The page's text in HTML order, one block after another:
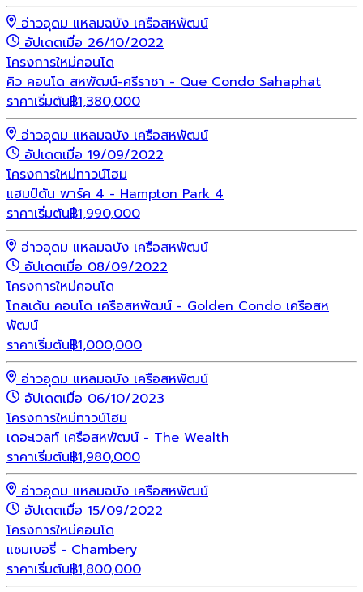
อ่าวอุดม แหลมฉบัง เครือสหพัฒน์
อัปเดตเมื่อ 26/10/2022
โครงการใหม่คอนโด
คิว คอนโด สหพัฒน์-ศรีราชา - Que Condo Sahaphat
ราคาเริ่มต้น฿1,380,000
อ่าวอุดม แหลมฉบัง เครือสหพัฒน์
อัปเดตเมื่อ 19/09/2022
โครงการใหม่ทาวน์โฮม
แฮมป์ตัน พาร์ค 4 - Hampton Park 4
ราคาเริ่มต้น฿1,990,000
อ่าวอุดม แหลมฉบัง เครือสหพัฒน์
อัปเดตเมื่อ 08/09/2022
โครงการใหม่คอนโด
โกลเด้น คอนโด เครือสหพัฒน์ - Golden Condo เครือสห
พัฒน์
ราคาเริ่มต้น฿1,000,000
อ่าวอุดม แหลมฉบัง เครือสหพัฒน์
อัปเดตเมื่อ 06/10/2023
โครงการใหม่ทาวน์โฮม
เดอะเวลท์ เครือสหพัฒน์ - The Wealth
ราคาเริ่มต้น฿1,980,000
อ่าวอุดม แหลมฉบัง เครือสหพัฒน์
อัปเดตเมื่อ 15/09/2022
โครงการใหม่คอนโด
แชมเบอรี่ - Chambery
ราคาเริ่มต้น฿1,800,000